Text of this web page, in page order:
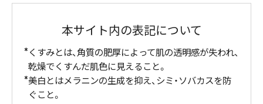
本サイト内の表記について
くすみとは、角質の肥厚によって肌の透明感が失われ、
乾燥でくすんだ肌色に見えること。
美白とはメラニンの生成を抑え、シミ・ソバカスを防
ぐこと。